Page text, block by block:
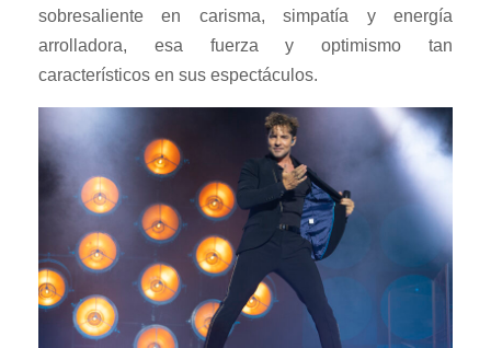
sobresaliente en carisma, simpatía y energía
arrolladora, esa fuerza y optimismo tan
característicos en sus espectáculos.